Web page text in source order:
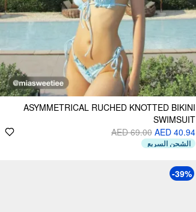
ASYMMETRICAL RUCHED KNOTTED BIKINI
SWIMSUIT
AED 40.94
AED 69.00
الشحن السريع
-39%